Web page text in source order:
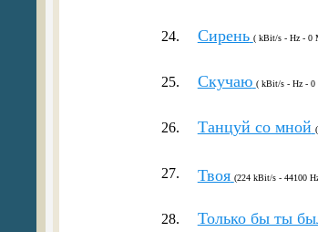
24. Сирень ( kBit/s - Hz - 0
25. Скучаю ( kBit/s - Hz - 0
26. Танцуй со мной
27. Твоя (224 kBit/s - 44100
28. Только бы ты